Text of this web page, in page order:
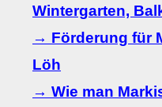
Wintergarten,
→ Förderung für
Löh
→ Wie man